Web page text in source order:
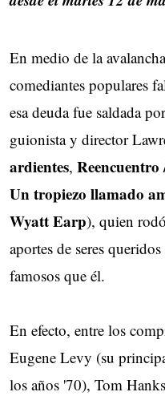
En medio de la
comediantes populares
esa deuda fue saldada
guionista y director
ardientes,
Un tropiezo llamado
Wyatt Earp), quien
aportes de seres
famosos que él.
En efecto, entre los
Eugene Levy (su
los años '70), Tom